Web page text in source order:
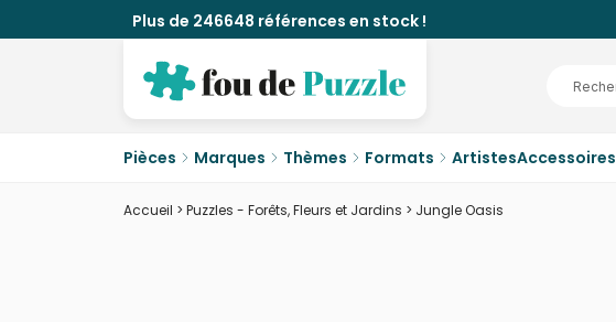
Plus de 246648 références en stock !
Pièces Marques Thèmes Formats ArtistesAccessoires
Accueil > Puzzles - Forêts, Fleurs et Jardins > Jungle Oasis